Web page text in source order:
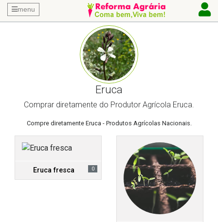
menu
Eruca
Comprar diretamente do Produtor Agrícola Eruca.
Compre diretamente Eruca - Produtos Agrícolas Nacionais.
Eruca fresca 0